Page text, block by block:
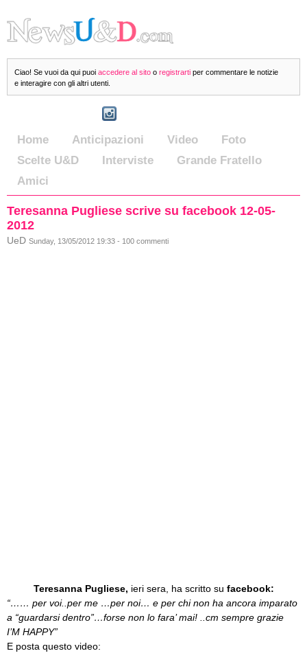
Ciao! Se vuoi da qui puoi accedere al sito o registrarti per commentare le notizie
e interagire con gli altri utenti.
Home Anticipazioni Video
Foto
Scelte U&D
Interviste
Grande Fratello
Amici
Teresanna Pugliese scrive su facebook 12-05-
2012
UeD Sunday, 13/05/2012 19:33 - 100 commenti
Teresanna Pugliese, ieri sera, ha scritto su facebook:
“…… per voi..per me …per noi… e per chi non ha ancora imparato
a “guardarsi dentro”…forse non lo fara’ mai! ..cm sempre grazie
I’M HAPPY”
E posta questo video: